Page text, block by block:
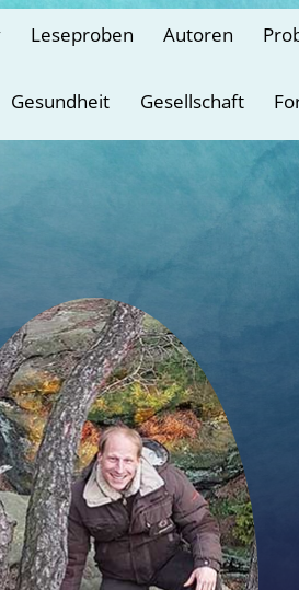
Leseproben Autoren
Gesundheit Gesellschaft